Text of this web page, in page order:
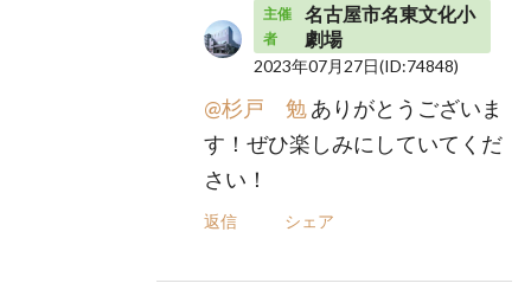
主催
者
名古屋市名東文化小
劇場
2023年07月27日(ID:74848)
@杉戸 勉ありがとうございま
す！ぜひ楽しみにしていてくだ
さい！
返信 シェア